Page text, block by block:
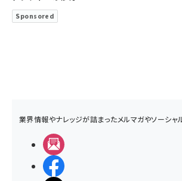
業界情報やナレッジが詰まったメルマガやソーシャ
Sponsored